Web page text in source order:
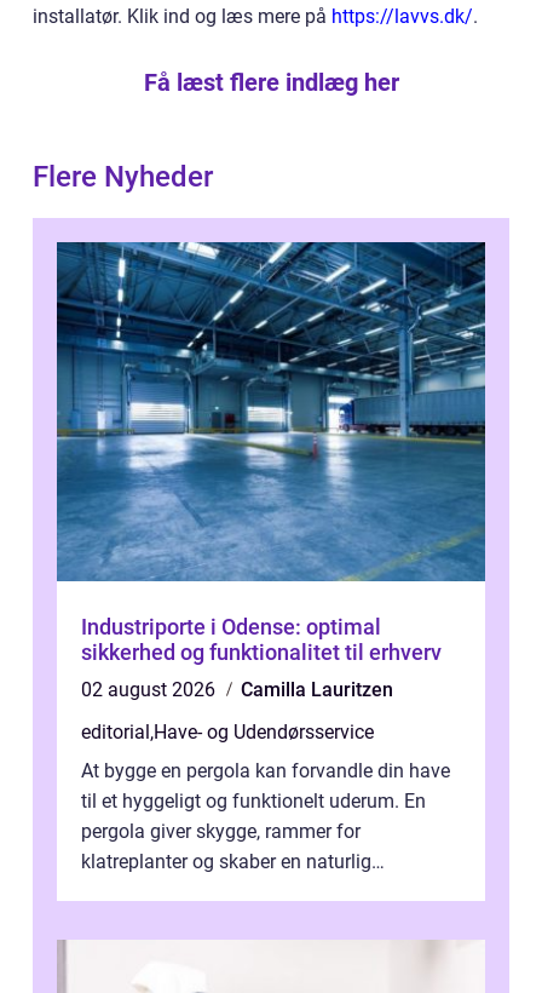
installatør. Klik ind og læs mere på https://lavvs.dk/.
Få læst flere indlæg her
Flere Nyheder
Industriporte i Odense: optimal
sikkerhed og funktionalitet til erhverv
02 august 2026
Camilla Lauritzen
editorial ,Have- og Udendørsservice
At bygge en pergola kan forvandle din have
til et hyggeligt og funktionelt uderum. En
pergola giver skygge, rammer for
klatreplanter og skaber en naturlig